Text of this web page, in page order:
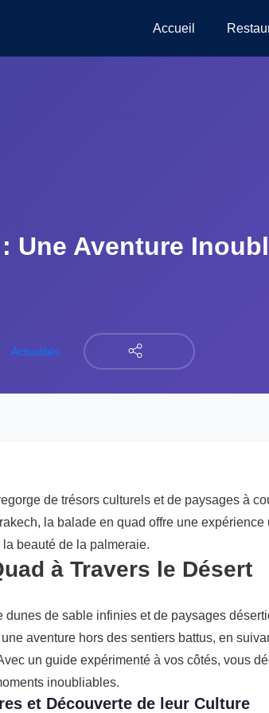
Accueil
Une Aventure
Actualités
de trésors culturels et de paysages à
la balade en quad offre une
beauté de la palmeraie.
à Travers le Désert
dunes de sable infinies et de paysages
aventure hors des sentiers battus, en
un guide expérimenté à vos côtés, vous
inoubliables.
et Découverte de leur Culture